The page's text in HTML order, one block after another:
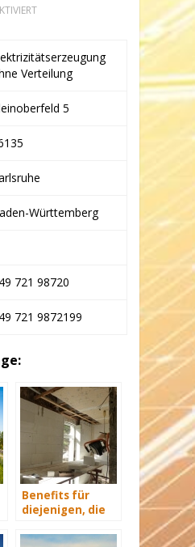
FÜR
GMBH
&
Verteilung
5
Württemberg
721 98720
721 9872199
Benefits für
diejenigen, die
sanieren